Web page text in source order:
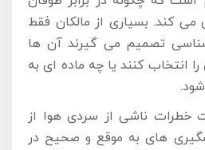
می ‌کند. بسیاری از مالکان فقط
شناسی تصمیم می‌ گیرند آن ‌ها
انتخاب کنند یا چه ماده ‌ای به
خطرات ناشی از سردی هوا از
های به موقع و صحیح در